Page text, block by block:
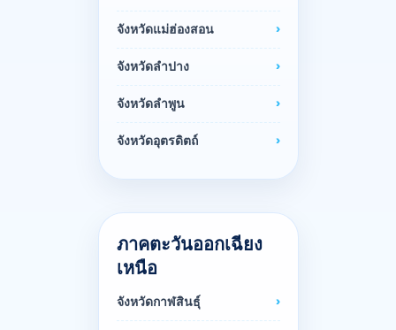
จังหวัดแม่ฮ่องสอน
จังหวัดลำปาง
จังหวัดลำพูน
จังหวัดอุตรดิตถ์
ภาคตะวันออกเฉียง
เหนือ
จังหวัดกาฬสินธุ์